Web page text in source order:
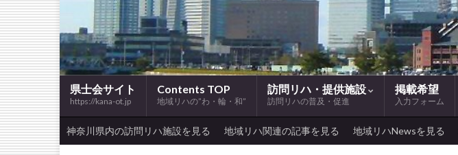
県士会サイト
https://kana-ot.jp
Contents TOP
地域リハの”わ・輪・和”
訪問リハ・提供施設
訪問リハの普及・促進
掲載希望
入力フォーム
神奈川県内の訪問リハ施設を見る 地域リハ関連の記事を見る 地域リハNewsを見る